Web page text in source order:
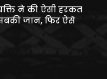
ने की ऐसी हरकत
जान, फिर ऐसे